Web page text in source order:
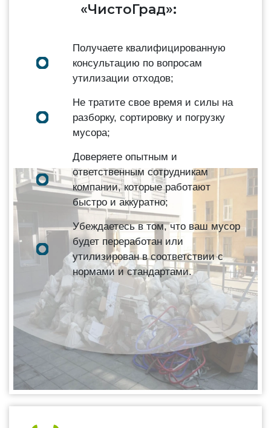
«ЧистоГрад»:
Получаете квалифицированную
консультацию по вопросам
утилизации отходов;
Не тратите свое время и силы на
разборку, сортировку и погрузку
мусора;
Доверяете опытным и
ответственным сотрудникам
компании, которые работают
быстро и аккуратно;
Убеждаетесь в том, что ваш мусор
будет переработан или
утилизирован в соответствии с
нормами и стандартами.